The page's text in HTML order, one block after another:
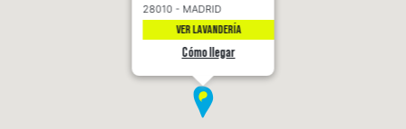
28010 - MADRID
VER LAVANDERÍA
Cómo llegar